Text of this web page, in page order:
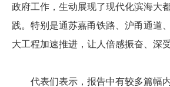
政府工作，生动展现了现代化滨海大
践。特别是通苏嘉甬铁路、沪甬通道
大工程加速推进，让人倍感振奋、深受
代表们表示，报告中有较多篇幅